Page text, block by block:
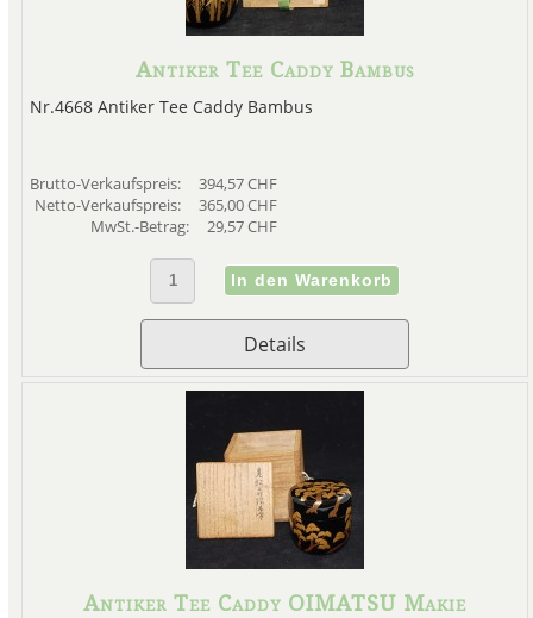
Antiker Tee Caddy Bambus
Nr.4668 Antiker Tee Caddy Bambus
Brutto-Verkaufspreis:
394,57 CHF
Netto-Verkaufspreis:
365,00 CHF
MwSt.-Betrag:
29,57 CHF
Details
Antiker Tee Caddy OIMATSU Makie